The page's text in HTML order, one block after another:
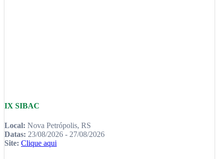
IX SIBAC
Local: Nova Petrópolis, RS
Datas: 23/08/2026 - 27/08/2026
Site: Clique aqui